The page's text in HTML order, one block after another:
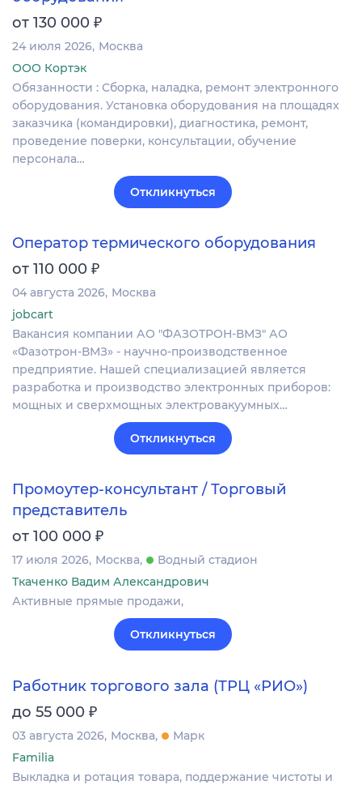
от 130 000 ₽
24 июля 2026 Москва
ООО Кортэк
Обязанности : Сборка, наладка, ремонт электронного
оборудования. Установка оборудования на площадях
заказчика (командировки), диагностика, ремонт,
проведение поверки, консультации, обучение
персонала…
Откликнуться
Оператор термического оборудования
от 110 000 ₽
04 августа 2026 Москва
jobcart
Вакансия компании АО "ФАЗОТРОН-ВМЗ" АО
«Фазотрон-ВМЗ» - научно-производственное
предприятие. Нашей специализацией является
разработка и производство электронных приборов:
мощных и сверхмощных электровакуумных…
Откликнуться
Промоутер-консультант / Торговый
представитель
от 100 000 ₽
17 июля 2026 Москва
Водный стадион
Ткаченко Вадим Александрович
Активные прямые продажи,
Откликнуться
Работник торгового зала (ТРЦ «РИО»)
до 55 000 ₽
03 августа 2026 Москва
Марк
Familia
Выкладка и ротация товара, поддержание чистоты и